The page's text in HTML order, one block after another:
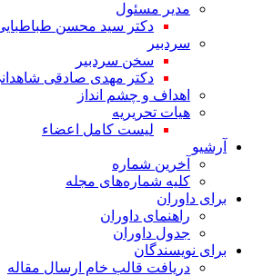
مدیر مسئول
دکتر سید محسن طباطبایی
سردبیر
سخن سردبیر
دکتر مهدی صادقی شاهدانی
اهداف و چشم انداز
هیات تحریریه
لیست کامل اعضاء
آرشیو
آخرین شماره
کلیه شماره‌های مجله
برای داوران
راهنمای داوران
جدول داوران
برای نویسندگان
دریافت قالب خام ارسال مقاله